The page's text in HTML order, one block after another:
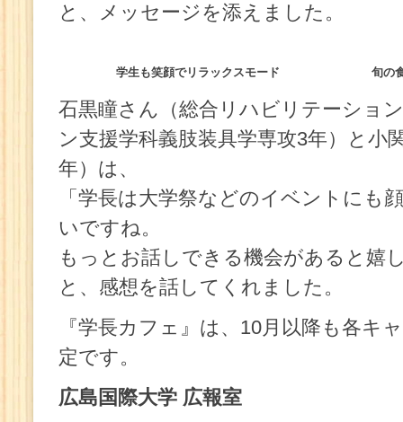
と、メッセージを添えました。
学生も笑顔でリラックスモード 旬の
石黒瞳さん（総合リハビリテーショ
ン支援学科義肢装具学専攻3年）と小
年）は、
「学長は大学祭などのイベントにも
いですね。
もっとお話しできる機会があると嬉
と、感想を話してくれました。
『学長カフェ』は、10月以降も各キ
定です。
広島国際大学 広報室